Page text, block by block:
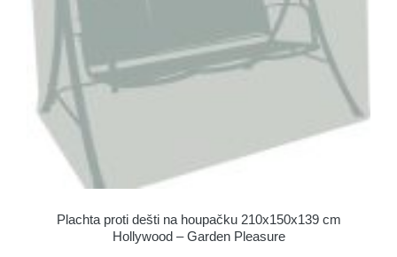
Plachta proti dešti na houpačku 210x150x139 cm
Hollywood – Garden Pleasure